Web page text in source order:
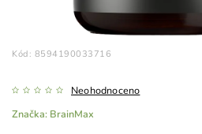
Kód: 8594190033716
Neohodnoceno
Značka: BrainMax